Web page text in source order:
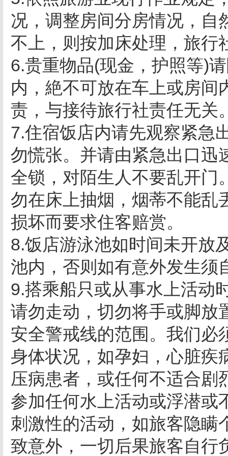
况，调整房间分房情况，自
不上，则按加床处理，旅行
6.贵重物品(现金，护照等)
内，絶不可放在车上或房间
责，与接待旅行社责任无关
7.住宿饭店内请先观察紧急
勿慌张。并请由紧急出口迅
全锁，对陌生人不要乱开门
勿在床上抽烟，烟蒂不能乱
损坏而要求住客赔赏。
8.饭店游泳池如时间未开放
池内，否则如有意外发生须
9.搭乘船只或从事水上活动
请勿走动，切勿将手或脚放
安全警戒线的范围。我们必
身体状况，如孕妇，心脏疾
压病患者，或任何不适合剧
参加任何水上活动或浮潜或
刺激性的活动，如旅客隐瞒
致意外，一切后果旅客自行